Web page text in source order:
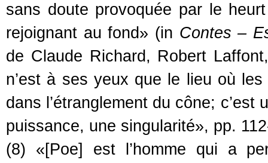
sans doute provoquée par le
rejoignant au fond» (in Contes –
de Claude Richard, Robert
n’est à ses yeux que le lieu où
dans l’étranglement du cône;
puissance, une singularité», pp.
(8) «[Poe] est l’homme qui a